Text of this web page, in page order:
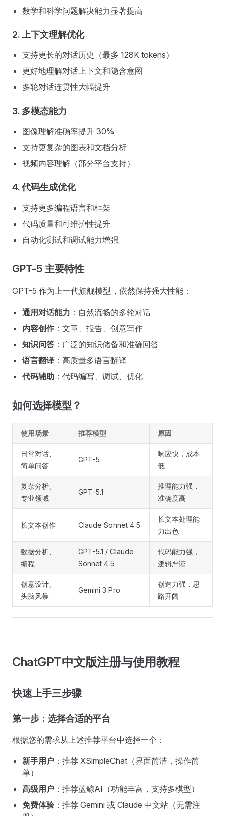
数学和科学问题解决能力显著提高
2. 上下文理解优化
支持更长的对话历史（最多 128K tokens）
更好地理解对话上下文和隐含意图
多轮对话连贯性大幅提升
3. 多模态能力
图像理解准确率提升 30%
支持更复杂的图表和文档分析
视频内容理解（部分平台支持）
4.代码生成优化
支持更多编程语言和框架
代码质量和可维护性提升
自动化测试和调试能力增强
GPT-5 主要特性
GPT-5 作为上一代旗舰模型，依然保持强大性能：
通用对话能力 ：自然流畅的多轮对话
内容创作 ：文章、报告、创意写作
知识问答 ：广泛的知识储备和准确回答
语言翻译 ：高质量多语言翻译
代码辅助 ：代码编写、调试、优化
如何选择模型？
使用场景 推荐模型 原因
日常对话、
简单问答
GPT-5
响应快，成本
低
复杂分析、
专业领域
GPT-5.1
推理能力强，
准确度高
长文本创作 Claude Sonnet 4.5
长文本处理能
力出色
数据分析、
编程
GPT-5.1 / Claude
Sonnet 4.5
代码能力强，
逻辑严谨
创意设计、
头脑风暴
Gemini 3 Pro
创造力强，思
路开阔
ChatGPT中文版注册与使用教程
快速上手三步骤
第一步：选择合适的平台
根据您的需求从上述推荐平台中选择一个：
新手用户 ：推荐 XSimpleChat（界面简洁，操作简
单）
高级用户 ：推荐蓝鲸AI（功能丰富，支持多模型）
免费体验 ：推荐 Gemini 或 Claude 中文站（无需注